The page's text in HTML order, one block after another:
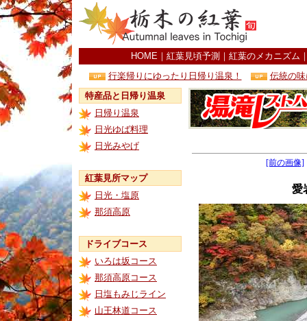
HOME ｜ 紅葉見頃予測 ｜ 紅葉のメカニズム
行楽帰りにゆったり日帰り温泉！
伝統の
特産品と日帰り温泉
日帰り温泉
日光ゆば料理
日光みやげ
紅葉見所マップ
日光・塩原
那須高原
ドライブコース
いろは坂コース
那須高原コース
日塩もみじライン
山王林道コース
[前の画像]
愛